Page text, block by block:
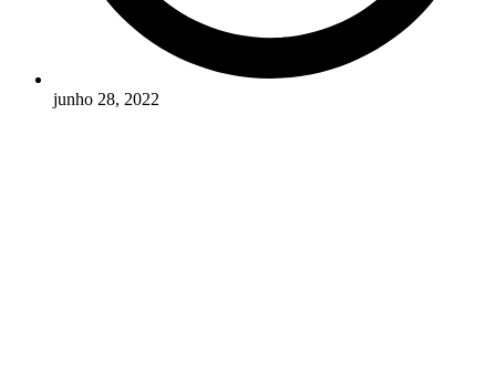
junho 28, 2022